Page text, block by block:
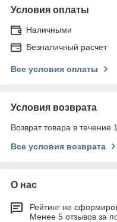
Условия оплаты
Наличными
Безналичный расчет
Все условия оплаты
Условия возврата
Возврат товара в течение
Все условия возврата
О нас
Рейтинг не
Менее 5 отзывов за